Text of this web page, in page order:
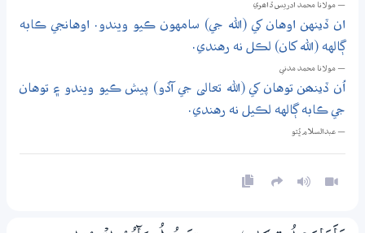
— مولانا محمد ادريس ڏاھري
ان ڏينهن اوهان کي (الله جي) سامهون ڪيو ويندو. اوهانجي ڪابه
ڳالهه (الله کان) لڪل نه رهندي.
— مولانا محمد مدني
اُن ڏينھن توهان کي (الله تعالى جي آڏو) پيش ڪيو ويندو ۽ توهان
جي ڪابه ڳالهه لڪيل نه رهندي.
— عبدالسلام ڀُٽو